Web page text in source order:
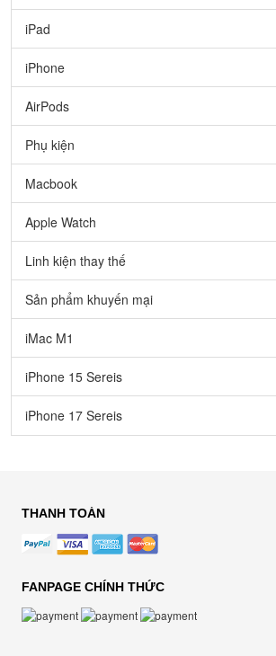
iPad
iPhone
AirPods
Phụ kiện
Macbook
Apple Watch
Linh kiện thay thế
Sản phẩm khuyến mại
iMac M1
iPhone 15 Sereis
iPhone 17 Sereis
THANH TOÁN
FANPAGE CHÍNH THỨC